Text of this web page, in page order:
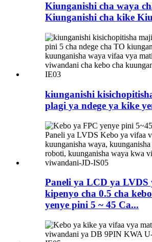
Kiunganishi cha waya
Kiunganishi cha kike
kiunganishi
plagi ya ndege ya kike
Paneli ya LCD ya LVDS
kipenyo cha 0.5 cha
yenye pini 5 ~ 45 Ca...